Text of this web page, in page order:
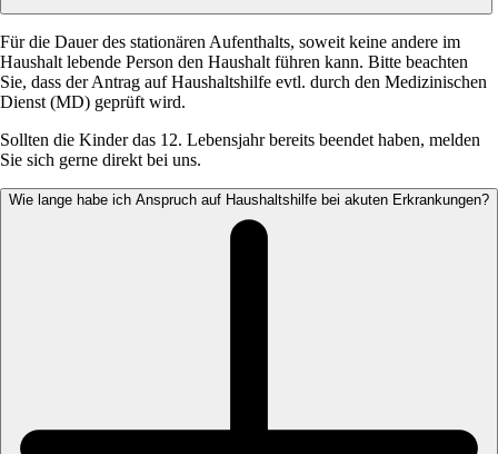
Für die Dauer des stationären Aufenthalts, soweit keine andere im
Haushalt lebende Person den Haushalt führen kann. Bitte beachten
Sie, dass der Antrag auf Haushaltshilfe evtl. durch den Medizinischen
Dienst (MD) geprüft wird.
Sollten die Kinder das 12. Lebensjahr bereits beendet haben, melden
Sie sich gerne direkt bei uns.
Wie lange habe ich Anspruch auf Haushaltshilfe bei akuten Erkrankungen?